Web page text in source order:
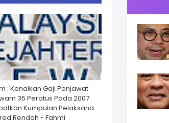
: Kenaikan Gaji Penjawat
35 Peratus Pada 2007
Kumpulan Pelaksana
Rendah - Fahmi